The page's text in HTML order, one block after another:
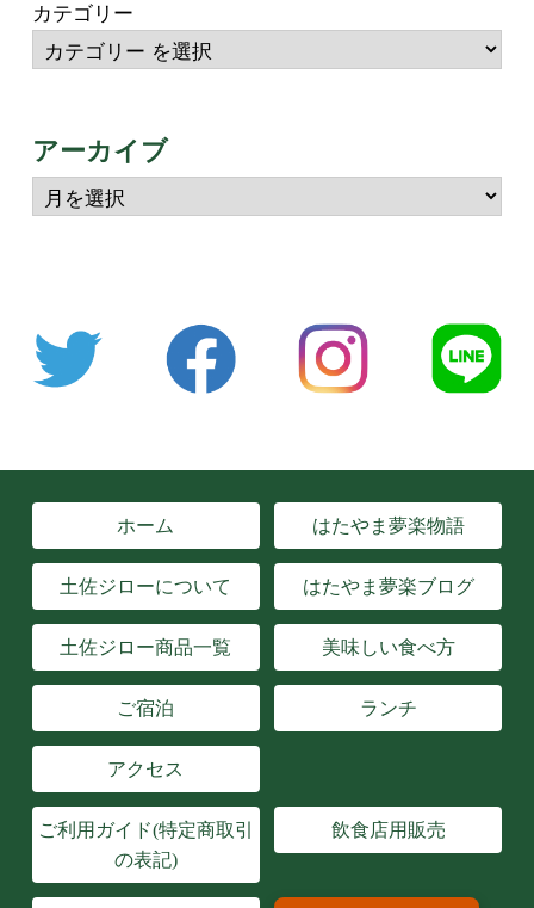
カテゴリー
アーカイブ
ホーム はたやま夢楽物語
土佐ジローについて はたやま夢楽ブログ
土佐ジロー商品一覧 美味しい食べ方
ご宿泊 ランチ
アクセス
ご利用ガイド(特定商取引
の表記)
飲食店用販売